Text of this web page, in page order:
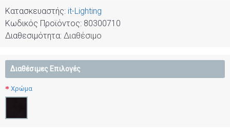
Κατασκευαστής: it-Lighting
Κωδικός Προϊόντος: 80300710
Διαθεσιμότητα: Διαθέσιμο
Διαθέσιμες Επιλογές
Χρώμα